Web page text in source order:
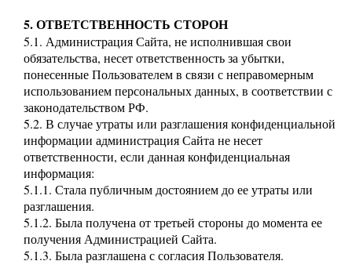
5. ОТВЕТСТВЕННОСТЬ СТОРОН
5.1. Администрация Сайта, не исполнившая свои
обязательства, несет ответственность за убытки,
понесенные Пользователем в связи с неправомерным
использованием персональных данных, в соответствии с
законодательством РФ.
5.2. В случае утраты или разглашения конфиденциальной
информации администрация Сайта не несет
ответственности, если данная конфиденциальная
информация:
5.1.1. Стала публичным достоянием до ее утраты или
разглашения.
5.1.2. Была получена от третьей стороны до момента ее
получения Администрацией Сайта.
5.1.3. Была разглашена с согласия Пользователя.